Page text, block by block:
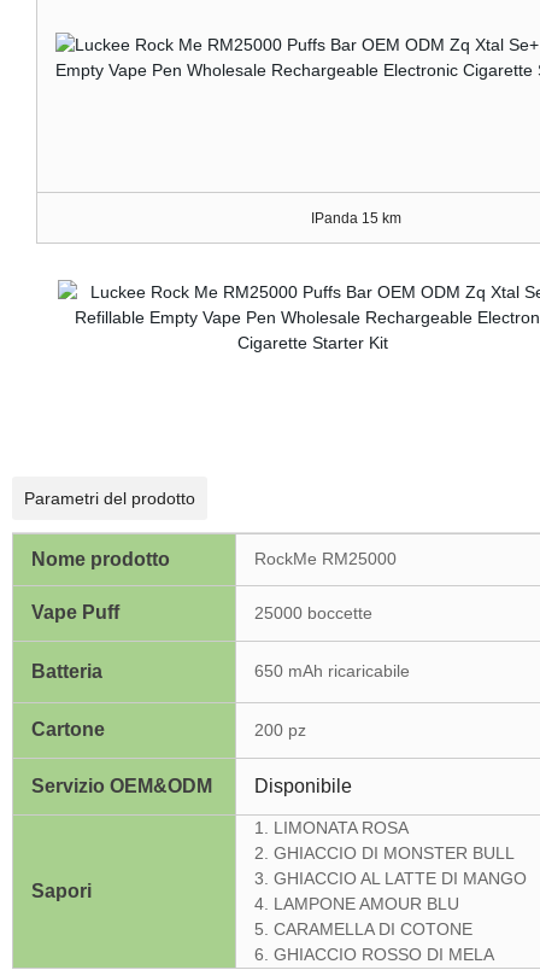
IPanda 15 km
Parametri del prodotto
Nome prodotto RockMe RM25000
Vape Puff 25000 boccette
Batteria 650 mAh ricaricabile
Cartone 200 pz
Servizio OEM&ODM Disponibile
Sapori
1. LIMONATA ROSA
2. GHIACCIO DI MONSTER BULL
3. GHIACCIO AL LATTE DI MANGO
4. LAMPONE AMOUR BLU
5. CARAMELLA DI COTONE
6. GHIACCIO ROSSO DI MELA